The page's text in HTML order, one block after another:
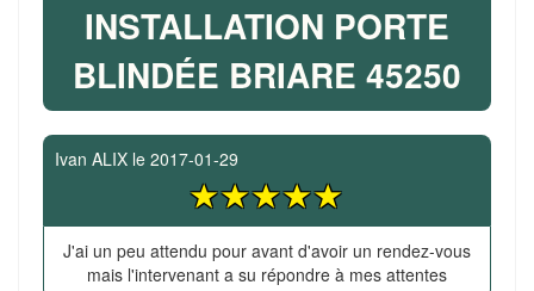
INSTALLATION PORTE
BLINDÉE BRIARE 45250
Ivan ALIX le 2017-01-29
J'ai un peu attendu pour avant d'avoir un rendez-vous
mais l'intervenant a su répondre à mes attentes